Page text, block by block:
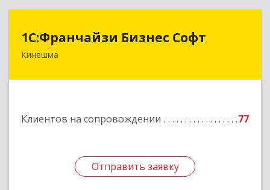
1С:Франчайзи Бизнес Софт
Кинешма
Клиентов на сопровождении 77
Отправить заявку
1С:Франчайзи Бизнес Софт
155800, Ивановская обл, Кинешма г, Жуковская
Отправить заявку